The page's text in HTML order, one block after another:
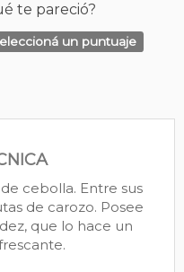
te pareció?
un puntuaje
cebolla. Entre sus
de carozo. Posee
que lo hace un